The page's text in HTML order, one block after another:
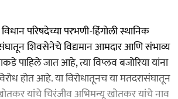
विधान परिषदेच्या परभणी-हिंगोली स्थानिक
शिवसेनेचे विद्यमान आमदार आणि संभाव्य
पाहिले जात आहे, त्या विप्लव बजोरिया यांना
होत आहे. या विरोधातूनच या मतदरासंघातून
यांचे चिरंजीव अभिमन्यू खोतकर यांचे नाव